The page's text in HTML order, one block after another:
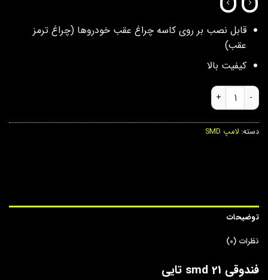
قابل نصب بر روی کاسه چراغ عقب خودروها (چراغ ترمز
عقب)
کیفیت بالا
فندوقی smd 21 تایی عدد
دسته: لامپ SMD
توضیحات
نظرات (0)
فندوقی smd 21 تایی